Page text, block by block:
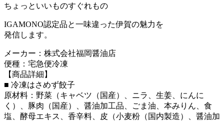
ちょっといいものすぐれもの
IGAMONO認定品と一味違った伊賀の魅力を
発信します。
メーカー：株式会社福岡醤油店
便種：宅急便冷凍
【商品詳細】
■ 冷凍はさめず餃子
原材料：野菜（キャベツ（国産）、ニラ、生姜、にんに
く）、豚肉（国産）、醤油加工品、ごま油、本みりん、食
塩、酵母エキス、香辛料、皮（小麦粉（国内製造）、醤油加